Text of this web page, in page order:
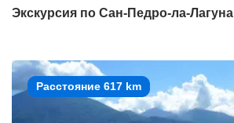
Экскурсия по Сан-Педро-ла-Лагуна
Расстояние 617 km